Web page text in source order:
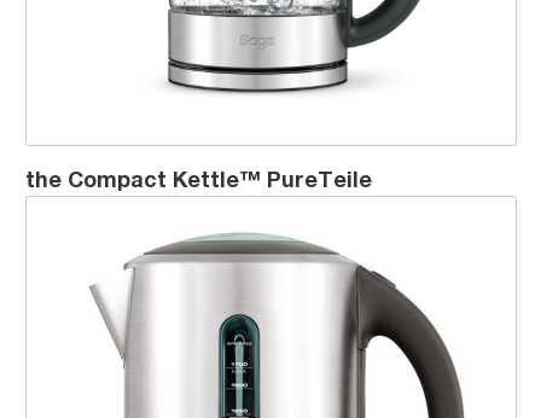
the Compact Kettle™ PureTeile
the Soft Top™ Pure